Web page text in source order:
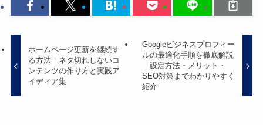
ホームページ更新を継続す
る方法｜ネタ切れしないコ
ンテンツの作り方と実践ア
イディア集
Googleビジネスプロフィー
ルの最適化手順を徹底解説
｜設定方法・メリット・
SEO対策までわかりやすく
紹介